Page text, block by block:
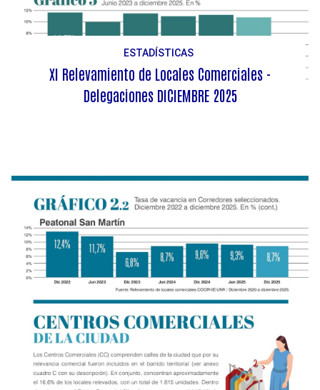
ESTADÍSTICAS
XI Relevamiento de Locales Comerciales -
Delegaciones DICIEMBRE 2025